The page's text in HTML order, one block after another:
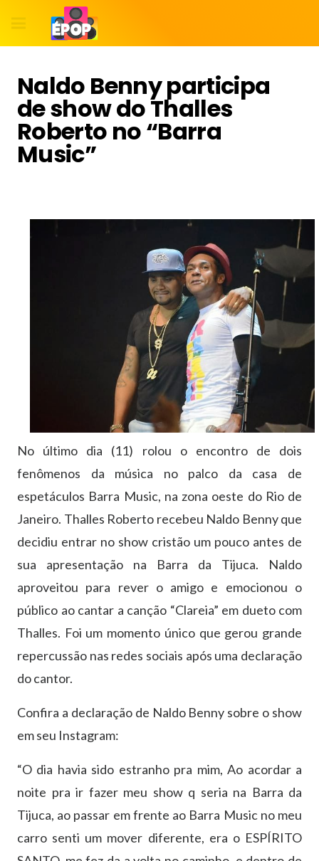
Naldo Benny participa
de show do Thalles
Roberto no “Barra
Music”
No último dia (11) rolou o encontro de dois
fenômenos da música no palco da casa de
espetáculos Barra Music, na zona oeste do Rio de
Janeiro. Thalles Roberto recebeu Naldo Benny que
decidiu entrar no show cristão um pouco antes de
sua apresentação na Barra da Tijuca. Naldo
aproveitou para rever o amigo e emocionou o
público ao cantar a canção “Clareia” em dueto com
Thalles. Foi um momento único que gerou grande
repercussão nas redes sociais após uma declaração
do cantor.
Confira a declaração de Naldo Benny sobre o show
em seu Instagram:
“O dia havia sido estranho pra mim, Ao acordar a
noite pra ir fazer meu show q seria na Barra da
Tijuca, ao passar em frente ao Barra Music no meu
carro senti um mover diferente, era o ESPÍRITO